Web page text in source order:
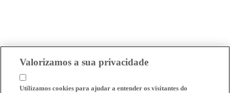
Valorizamos a sua privacidade
Utilizamos cookies para ajudar a entender os visitantes do